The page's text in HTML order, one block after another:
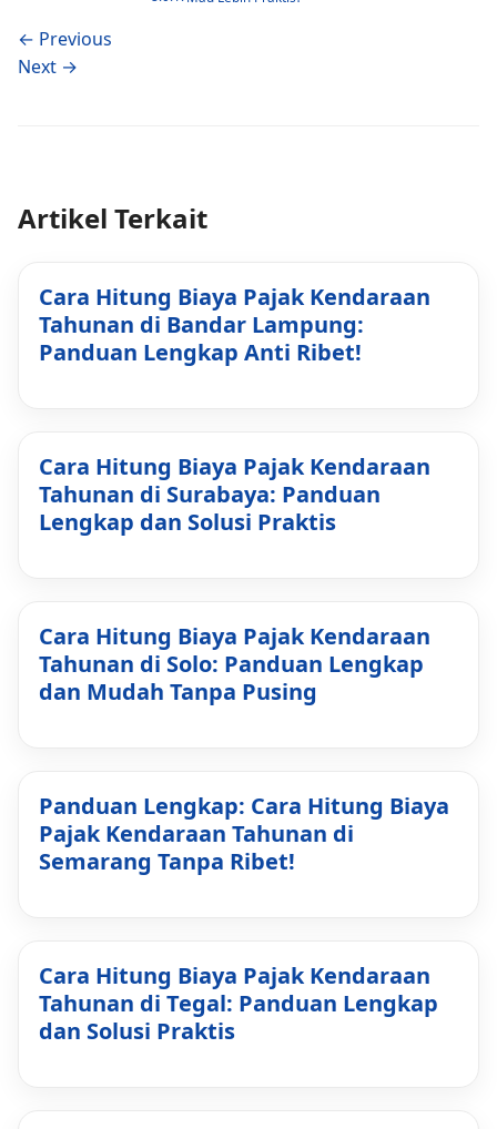
← Previous
Next →
Artikel Terkait
Cara Hitung Biaya Pajak Kendaraan
Tahunan di Bandar Lampung:
Panduan Lengkap Anti Ribet!
Cara Hitung Biaya Pajak Kendaraan
Tahunan di Surabaya: Panduan
Lengkap dan Solusi Praktis
Cara Hitung Biaya Pajak Kendaraan
Tahunan di Solo: Panduan Lengkap
dan Mudah Tanpa Pusing
Panduan Lengkap: Cara Hitung Biaya
Pajak Kendaraan Tahunan di
Semarang Tanpa Ribet!
Cara Hitung Biaya Pajak Kendaraan
Tahunan di Tegal: Panduan Lengkap
dan Solusi Praktis